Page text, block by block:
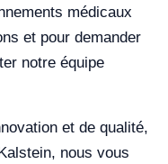
médicaux
et pour demander
notre équipe
et de qualité,
nous vous